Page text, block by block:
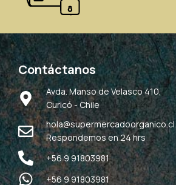
Contáctanos
Avda. Manso de Velasco 410,
Curicó - Chile
hola@supermercadoorganico.cl
Respondemos en 24 hrs
+56 9 91803981
+56 9 91803981